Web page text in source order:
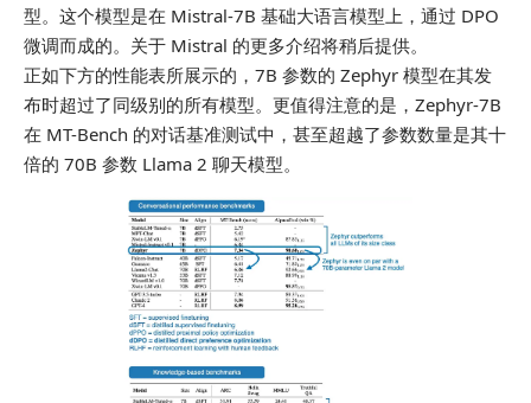
型。这个模型是在 Mistral-7B 基础大语言模型上，通过 DPO
微调而成的。关于 Mistral 的更多介绍将稍后提供。
正如下方的性能表所展示的，7B 参数的 Zephyr 模型在其发
布时超过了同级别的所有模型。更值得注意的是，Zephyr-7B
在 MT-Bench 的对话基准测试中，甚至超越了参数数量是其十
倍的 70B 参数 Llama 2 聊天模型。